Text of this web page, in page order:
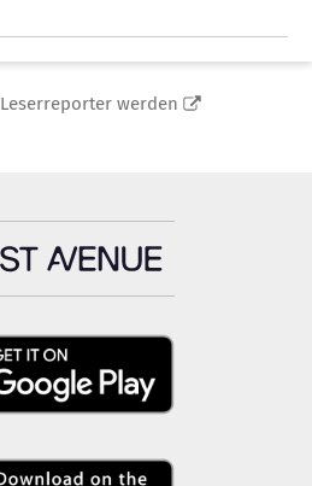
Leserreporter werden